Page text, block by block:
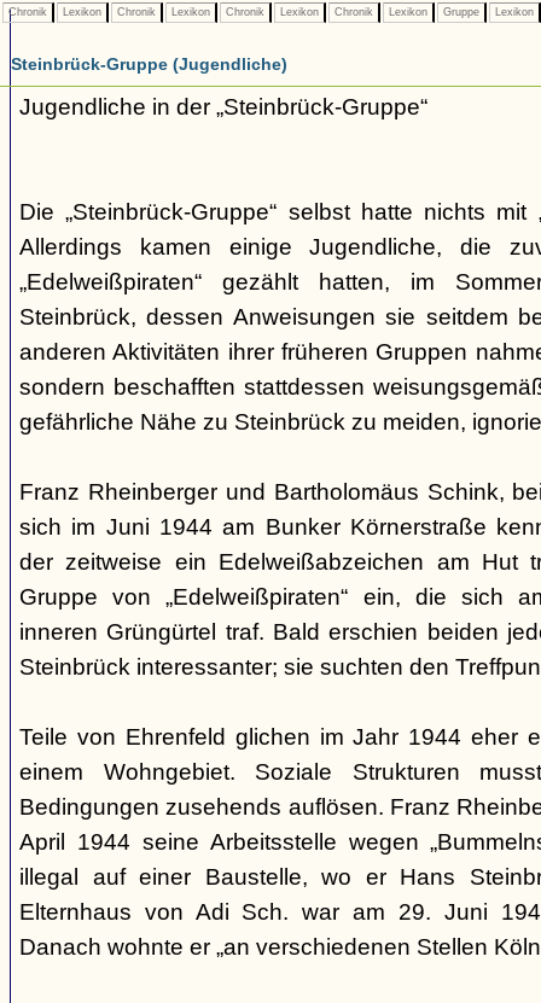
Chronik Lexikon Chronik Lexikon Chronik Lexikon Chronik Lexikon Gruppe Lexikon
Steinbrück-Gruppe (Jugendliche)
Jugendliche in der „Steinbrück-Gruppe“
Die „Steinbrück-Gruppe“ selbst hatte nichts mit
Allerdings kamen einige Jugendliche, die
„Edelweißpiraten“ gezählt hatten, im
Steinbrück, dessen Anweisungen sie seitdem
anderen Aktivitäten ihrer früheren Gruppen
sondern beschafften stattdessen
gefährliche Nähe zu Steinbrück zu meiden,
Franz Rheinberger und Bartholomäus Schink,
sich im Juni 1944 am Bunker Körnerstraße
der zeitweise ein Edelweißabzeichen am Hut
Gruppe von „Edelweißpiraten“ ein, die sich
inneren Grüngürtel traf. Bald erschien beiden
Steinbrück interessanter; sie suchten den
Teile von Ehrenfeld glichen im Jahr 1944 eher
einem Wohngebiet. Soziale Strukturen
Bedingungen zusehends auflösen. Franz
April 1944 seine Arbeitsstelle wegen
illegal auf einer Baustelle, wo er Hans
Elternhaus von Adi Sch. war am 29. Juni
Danach wohnte er „an verschiedenen Stellen